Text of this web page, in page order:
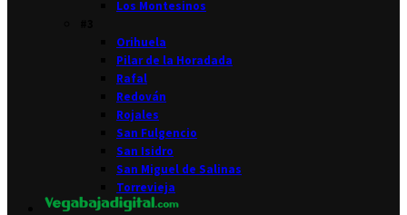
Los Montesinos
Orihuela
Pilar de la Horadada
Rafal
Redován
Rojales
San Fulgencio
San Isidro
San Miguel de Salinas
Torrevieja